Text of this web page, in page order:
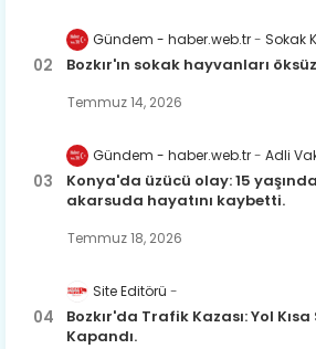
Gündem - haber.web.tr Sokak
Bozkır'ın sokak hayvanları
Temmuz 14, 2026
Gündem - haber.web.tr Adli
Konya'da üzücü olay: 15
akarsuda hayatını kaybetti.
Temmuz 18, 2026
Site Editörü
Bozkır'da Trafik Kazası: Yol
Kapandı.